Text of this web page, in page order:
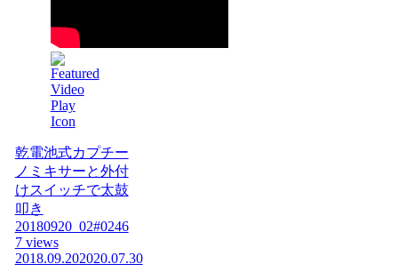
乾電池式カプチー
ノミキサーと外付
けスイッチで太鼓
叩き
20180920_02#0246
7 views
2018.09.202020.07.30